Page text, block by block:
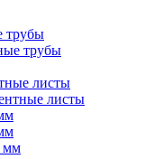
трубы
трубы
листы
листы
мм